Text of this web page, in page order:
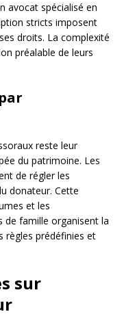
avocat spécialisé en
stricts imposent
droits. La complexité
préalable de leurs
reste leur
du patrimoine. Les
de régler les
donateur. Cette
et les
de famille organisent la
règles prédéfinies et
sur